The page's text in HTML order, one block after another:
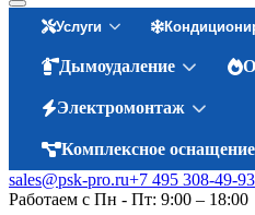
Услуги
Дымоудаление
Электромонтаж
Комплексное оснащение
sales@psk-pro.ru+7 495 308-49-93
Работаем с Пн - Пт: 9:00 – 18:00